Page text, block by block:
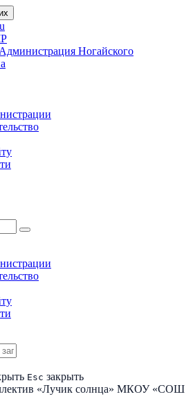
Администрация Ногайского
Esc закрыть
«Лучик солнца» МКОУ «СОШ